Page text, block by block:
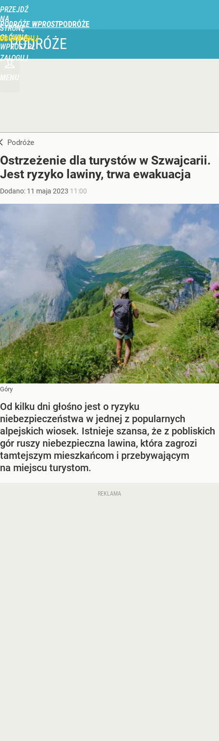
PRZEJDŹ
NA
STRONĘ
GŁÓWNĄ
WPROST.PL
PODRÓŻE WPROST
ZALOGUJ
MENU
PODRÓŻE
Podróże
Ostrzeżenie dla turystów w Szwajcarii.
Jest ryzyko lawiny, trwa ewakuacja
Dodano: 11 maja 2023 11:00
Góry
Od kilku dni głośno jest o ryzyku
niebezpieczeństwa w jednej z popularnych
alpejskich wiosek. Istnieje szansa, że z pobliskich
gór ruszy niebezpieczna lawina, która zagrozi
tamtejszym mieszkańcom i przebywającym
na miejscu turystom.